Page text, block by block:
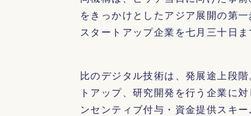
をきっかけとしたアジア展開の第
スタートアップ企業を七月三十日ま
比のデジタル技術は、発展途上段
トアップ、研究開発を行う企業に
ンセンティブ付与・資金提供スキー